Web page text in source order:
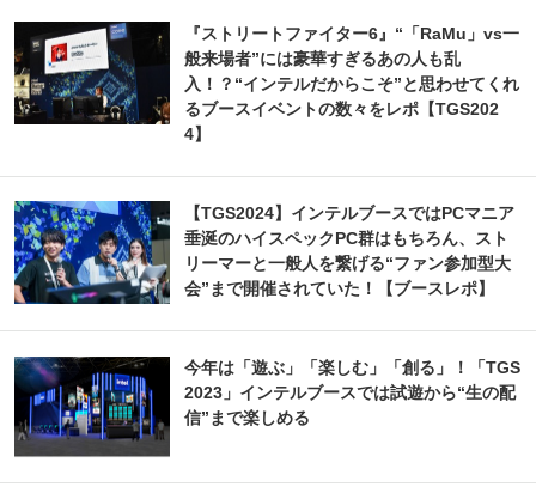
『ストリートファイター6』“「RaMu」vs一
般来場者”には豪華すぎるあの人も乱
入！？“インテルだからこそ”と思わせてくれ
るブースイベントの数々をレポ【TGS202
4】
【TGS2024】インテルブースではPCマニア
垂涎のハイスペックPC群はもちろん、スト
リーマーと一般人を繋げる“ファン参加型大
会”まで開催されていた！【ブースレポ】
今年は「遊ぶ」「楽しむ」「創る」！「TGS
2023」インテルブースでは試遊から“生の配
信”まで楽しめる